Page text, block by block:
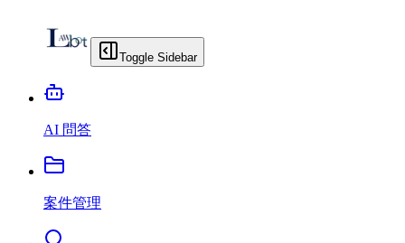
Toggle Sidebar
AI 問答
案件管理